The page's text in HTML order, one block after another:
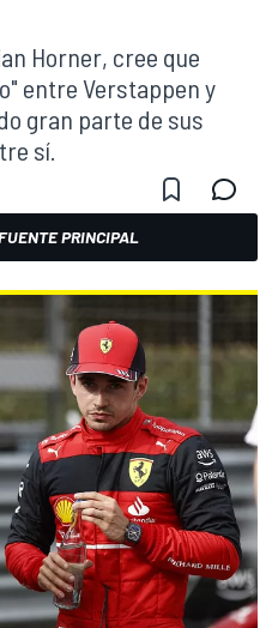
Horner, cree que
entre Verstappen y
gran parte de sus
sí.
PRINCIPAL